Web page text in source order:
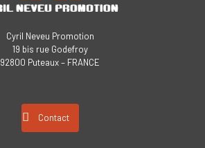
Cyril Neveu Promotion
19 bis rue Godefroy
92800 Puteaux – FRANCE
Contact